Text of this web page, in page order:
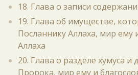
18. Глава о записи
19. Глава об имуществе,
Посланнику Аллаха, мир ему
Аллаха
20. Глава о разделе хумуса
Пророка, мир ему и